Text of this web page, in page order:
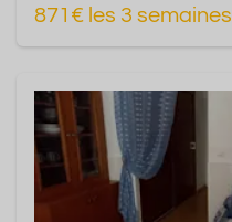
871€ les 3 semaines